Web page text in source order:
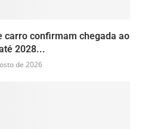
carro confirmam chegada ao
2028...
de 2026